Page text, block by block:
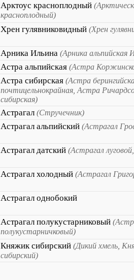
Арктоус красноплодный
красноплодный)
Хрен гулявниковидный (Хрен
Арника Ильина (Арника альпийская
Астра альпийская (Астра
Астра сибирская (Астра
почтицельнокрайная, Астра
сибирская)
Астрагал (Стручечник)
Астрагал альпийский (Астрагал
Астрагал датский (Астрагал
Астрагал холодный (Астрагал
Астрагал однобокий
Астрагал полукустарниковый
полукустарничковый)
Княжик сибирский (Дикий хмель,
сибирский)